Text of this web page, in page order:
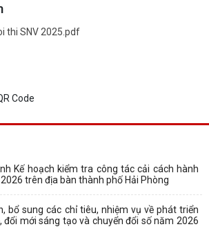
thi SNV 2025.pdf
Kế hoạch kiểm tra công tác cải cách hành
trên địa bàn thành phố Hải Phòng
bổ sung các chỉ tiêu, nhiệm vụ về phát triển
đổi mới sáng tạo và chuyển đổi số năm 2026